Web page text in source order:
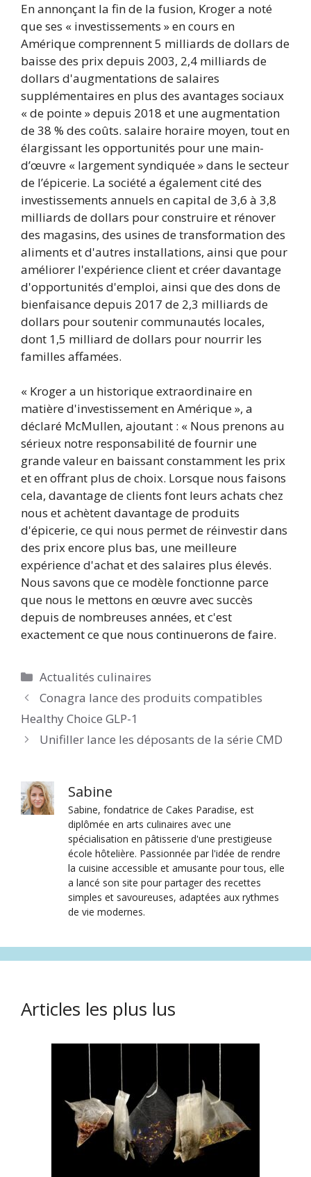
En annonçant la fin de la fusion, Kroger a noté
que ses « investissements » en cours en
Amérique comprennent 5 milliards de dollars de
baisse des prix depuis 2003, 2,4 milliards de
dollars d'augmentations de salaires
supplémentaires en plus des avantages sociaux
« de pointe » depuis 2018 et une augmentation
de 38 % des coûts. salaire horaire moyen, tout en
élargissant les opportunités pour une main-
d’œuvre « largement syndiquée » dans le secteur
de l’épicerie. La société a également cité des
investissements annuels en capital de 3,6 à 3,8
milliards de dollars pour construire et rénover
des magasins, des usines de transformation des
aliments et d'autres installations, ainsi que pour
améliorer l'expérience client et créer davantage
d'opportunités d'emploi, ainsi que des dons de
bienfaisance depuis 2017 de 2,3 milliards de
dollars pour soutenir communautés locales,
dont 1,5 milliard de dollars pour nourrir les
familles affamées.
« Kroger a un historique extraordinaire en
matière d'investissement en Amérique », a
déclaré McMullen, ajoutant : « Nous prenons au
sérieux notre responsabilité de fournir une
grande valeur en baissant constamment les prix
et en offrant plus de choix. Lorsque nous faisons
cela, davantage de clients font leurs achats chez
nous et achètent davantage de produits
d'épicerie, ce qui nous permet de réinvestir dans
des prix encore plus bas, une meilleure
expérience d'achat et des salaires plus élevés.
Nous savons que ce modèle fonctionne parce
que nous le mettons en œuvre avec succès
depuis de nombreuses années, et c'est
exactement ce que nous continuerons de faire.
Catégories
Actualités culinaires
Conagra lance des produits compatibles
Healthy Choice GLP-1
Unifiller lance les déposants de la série CMD
Sabine
Sabine, fondatrice de Cakes Paradise, est
diplômée en arts culinaires avec une
spécialisation en pâtisserie d'une prestigieuse
école hôtelière. Passionnée par l'idée de rendre
la cuisine accessible et amusante pour tous, elle
a lancé son site pour partager des recettes
simples et savoureuses, adaptées aux rythmes
de vie modernes.
Articles les plus lus